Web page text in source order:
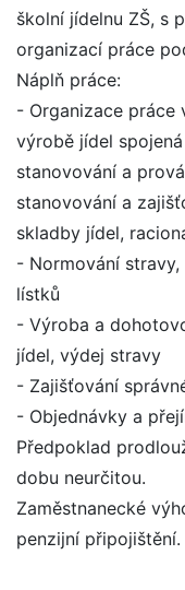
školní jídelnu ZŠ, s
organizací práce
Náplň práce:
- Organizace práce
výrobě jídel
stanovování a
stanovování a
skladby jídel,
- Normování
lístků
- Výroba a
jídel, výdej stravy
- Zajišťování
- Objednávky a
Předpoklad
dobu neurčitou.
Zaměstnanecké
penzijní připojištění.